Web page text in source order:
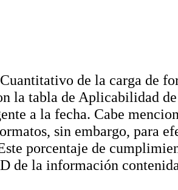
de la carga de
la tabla de Aplicabilidad
a la fecha. Cabe
sin embargo, para
porcentaje de
de la información